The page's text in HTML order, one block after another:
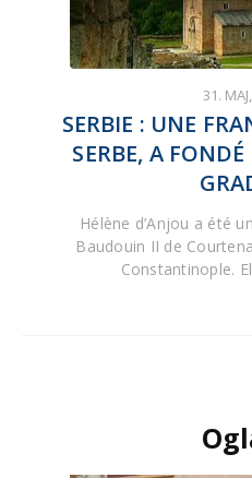
31.
SERBIE : UNE
SERBE, A
Hélène d’Anjou a été
Baudouin II de
Constantinople.